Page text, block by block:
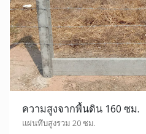
ความสูงจากพื้นดิน 160 ซม.
แผ่นทึบสูงรวม 20 ซม.